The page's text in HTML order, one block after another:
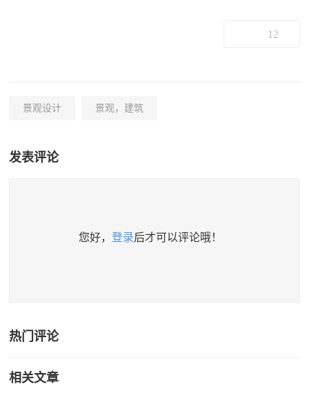
12
景观设计 景观，建筑
发表评论
您好， 登录后才可以评论哦！
热门评论
相关文章